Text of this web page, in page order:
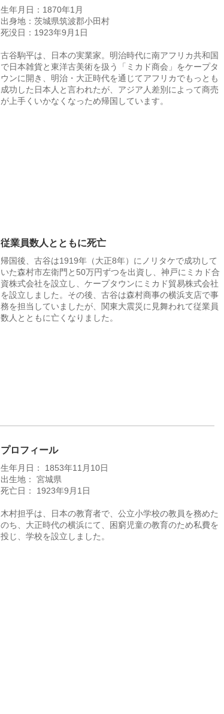
生年月日：1870年1月
出身地：茨城県筑波郡小田村
死没日：1923年9月1日
古谷駒平は、日本の実業家。明治時代に南アフリカ共和国
で日本雑貨と東洋古美術を扱う「ミカド商会」をケープタ
ウンに開き、明治・大正時代を通じてアフリカでもっとも
成功した日本人と言われたが、アジア人差別によって商売
が上手くいかなくなっため帰国しています。
従業員数人とともに死亡
帰国後、古谷は1919年（大正8年）にノリタケで成功して
いた森村市左衛門と50万円ずつを出資し、神戸にミカド合
資株式会社を設立し、ケープタウンにミカド貿易株式会社
を設立しました。その後、古谷は森村商事の横浜支店で事
務を担当していましたが、関東大震災に見舞われて従業員
数人とともに亡くなりました。
プロフィール
生年月日： 1853年11月10日
出生地： 宮城県
死亡日： 1923年9月1日
木村担乎は、日本の教育者で、公立小学校の教員を務めた
のち、大正時代の横浜にて、困窮児童の教育のため私費を
投じ、学校を設立しました。